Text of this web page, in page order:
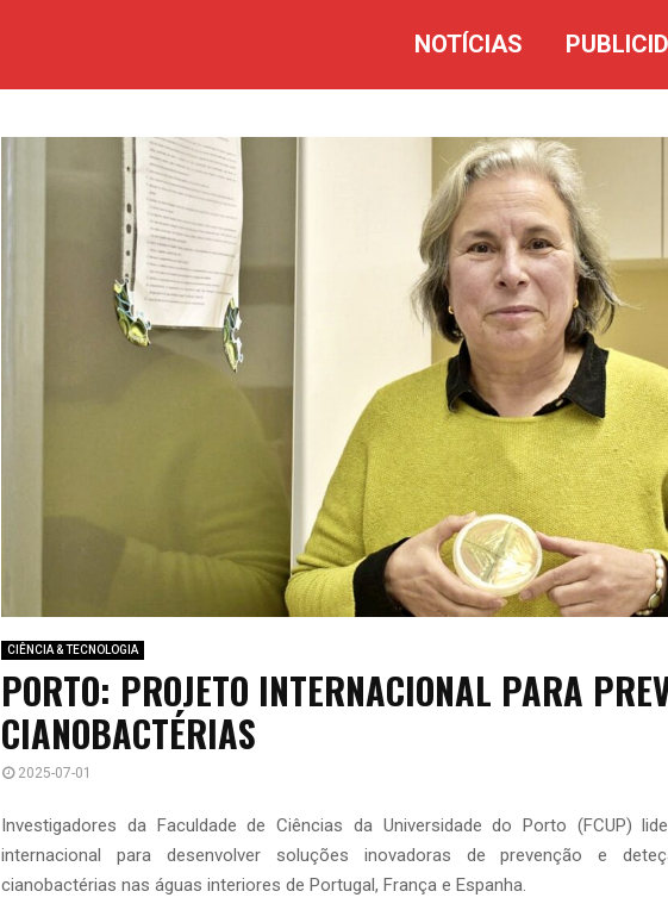
NOTÍCIAS
CIÊNCIA & TECNOLOGIA
PORTO: PROJETO INTERNACIONAL PARA
CIANOBACTÉRIAS
2025-07-01
Investigadores da Faculdade de Ciências da Universidade do Porto (FCUP)
internacional para desenvolver soluções inovadoras de prevenção e
cianobactérias nas águas interiores de Portugal, França e Espanha.